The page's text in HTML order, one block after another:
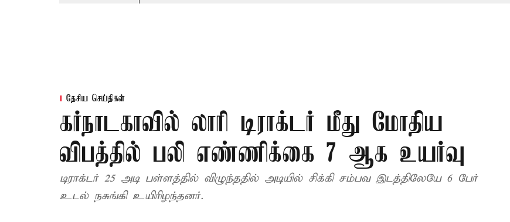
தேசிய செய்திகள்
கர்நாடகாவில் லாரி டிராக்டர் மீது மோதிய
விபத்தில் பலி எண்ணிக்கை 7 ஆக உயர்வு
டிராக்டர் 25 அடி பள்ளத்தில் விழுந்ததில் அடியில் சிக்கி சம்பவ இடத்திலேயே 6 பேர்
உடல் நசுங்கி உயிரிழந்தனர்.